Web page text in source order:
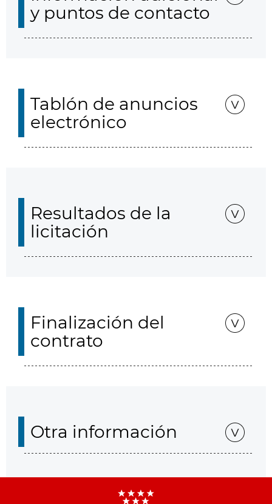
y puntos de contacto
Tablón de anuncios
electrónico
Resultados de la
licitación
Finalización del
contrato
Otra información